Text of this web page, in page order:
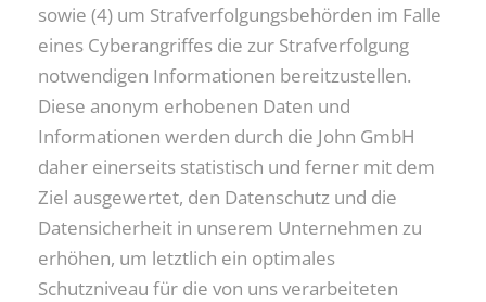
sowie (4) um Strafverfolgungsbehörden im Falle
eines Cyberangriffes die zur Strafverfolgung
notwendigen Informationen bereitzustellen.
Diese anonym erhobenen Daten und
Informationen werden durch die John GmbH
daher einerseits statistisch und ferner mit dem
Ziel ausgewertet, den Datenschutz und die
Datensicherheit in unserem Unternehmen zu
erhöhen, um letztlich ein optimales
Schutzniveau für die von uns verarbeiteten